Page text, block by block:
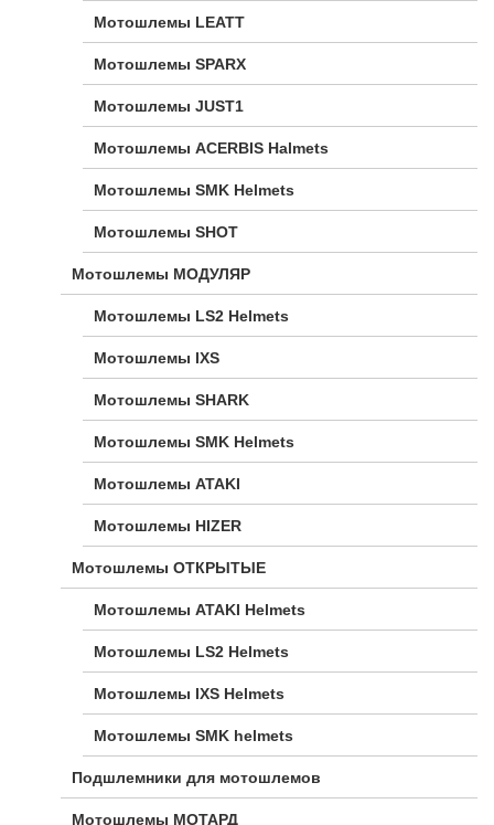
Мотошлемы LEATT
Мотошлемы SPARX
Мотошлемы JUST1
Мотошлемы ACERBIS Halmets
Мотошлемы SMK Helmets
Мотошлемы SHOT
Мотошлемы МОДУЛЯР
Мотошлемы LS2 Helmets
Мотошлемы IXS
Мотошлемы SHARK
Мотошлемы SMK Helmets
Мотошлемы ATAKI
Мотошлемы HIZER
Мотошлемы ОТКРЫТЫЕ
Мотошлемы ATAKI Helmets
Мотошлемы LS2 Helmets
Мотошлемы IXS Helmets
Мотошлемы SMK helmets
Подшлемники для мотошлемов
Мотошлемы МОТАРД